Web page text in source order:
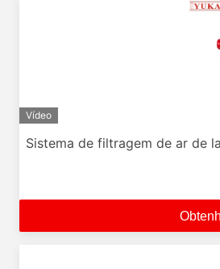
Vídeo
Sistema de filtragem de ar de